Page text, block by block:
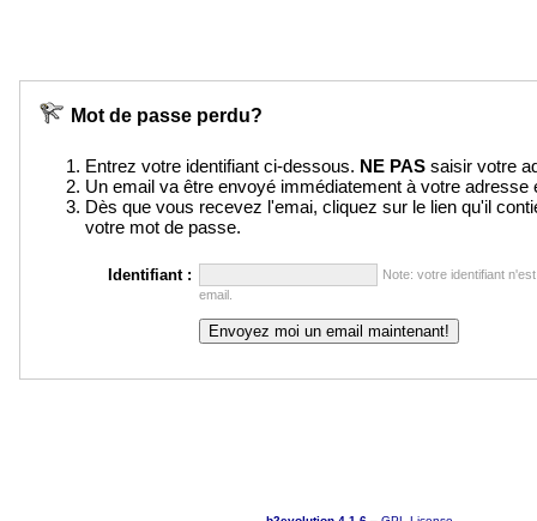
Mot de passe perdu?
Entrez votre identifiant ci-dessous. NE PAS saisir votre
Un email va être envoyé immédiatement à votre adresse
Dès que vous recevez l'emai, cliquez sur le lien qu'il
votre mot de passe.
Identifiant :
Note: votre identifiant
email.